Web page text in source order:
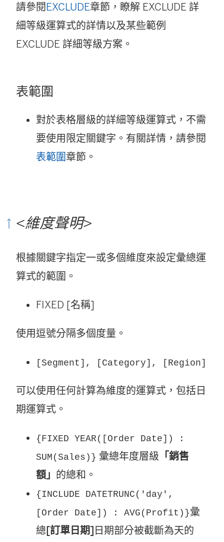
請參閱 EXCLUDE章節，瞭解 EXCLUDE 詳
細等級運算式的詳情以及某些範例
EXCLUDE 詳細等級方案。
表範圍
對於表格層級的詳細等級運算式，不需
要使用限定關鍵字。有關詳情，請參閱
表範圍章節。
<維度聲明>
根據關鍵字指定一或多個維度來設定彙總運
算式的範圍。
FIXED [名稱]
使用逗號分隔多個度量。
[Segment], [Category], [Region]
可以使用任何計算為維度的運算式，包括日
期運算式。
{FIXED YEAR([Order Date]) :
SUM(Sales)} 彙總年度層級 「銷售
額」 的總和。
{INCLUDE DATETRUNC('day',
[Order Date]) : AVG(Profit)}彙
總[訂單日期] 日期部分被截斷為天的